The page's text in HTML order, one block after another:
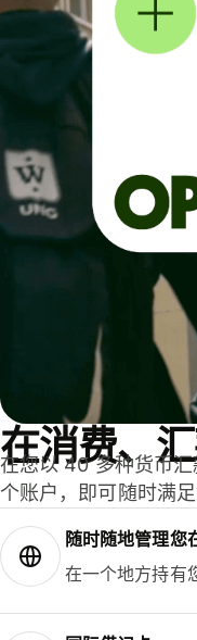
在消费、
在您以 40 多种货币
个账户，即可随时满足
随时随地管理您
在一个地方持有